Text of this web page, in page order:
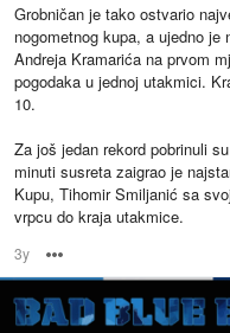
Grobničan je tako ostvario
nogometnog kupa, a ujedno je
Andreja Kramarića na prvom
pogodaka u jednoj utakmici.
10.
Za još jedan rekord pobrinuli
minuti susreta zaigrao je
Kupu, Tihomir Smiljanić sa
vrpcu do kraja utakmice.
3y